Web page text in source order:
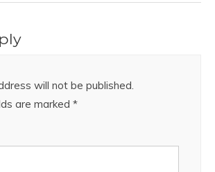
will not be published.
are marked *